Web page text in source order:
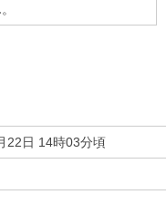
22日 14時03分頃